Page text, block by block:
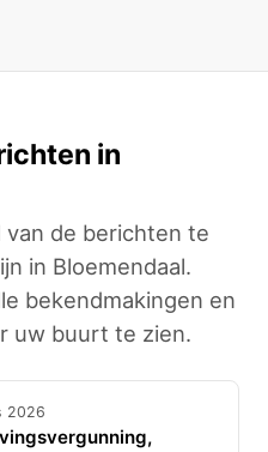
in
van de berichten te
in Bloemendaal.
bekendmakingen en
uw buurt te zien.
2026